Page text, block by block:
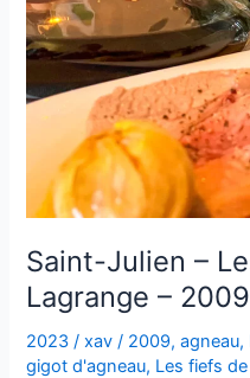
Saint-Julien –
Lagrange – 2009
2023 /xav / 2009,agneau,
gigot d'agneau, Les fiefs